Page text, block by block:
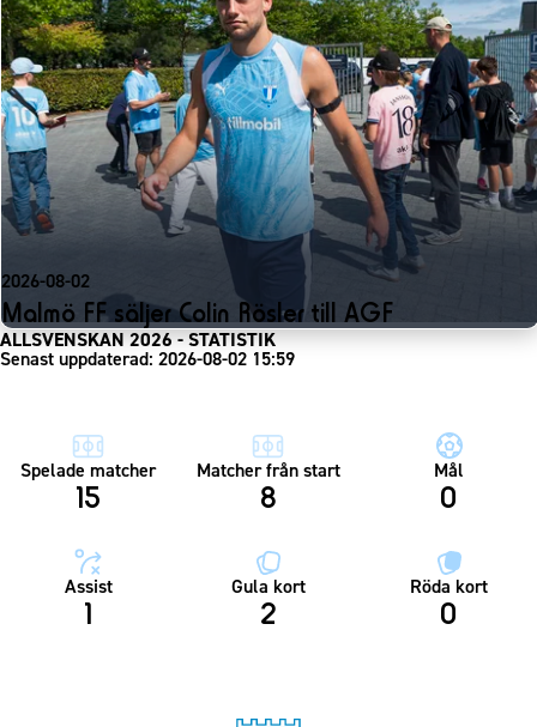
2026-08-02
Malmö FF säljer Colin Rösler till AGF
ALLSVENSKAN 2026 - STATISTIK
Senast uppdaterad: 2026-08-02 15:59
Spelade matcher
15
Matcher från start
8
Mål
0
Assist
1
Gula kort
2
Röda kort
0